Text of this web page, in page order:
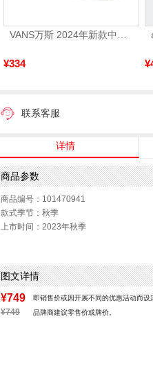
VANS万斯 2024年新款中性OldSkool帆布鞋/硫化鞋VN000D3HY28（延续款）
¥334
联系客服
详情
商品参数
商品编号：101470941
款式季节：秋季
上市时间：2023年秋季
性别：男子
图文详情
¥749 即销售价或因开展不同的优惠活动而设
¥749 品牌商建议零售价或牌价。